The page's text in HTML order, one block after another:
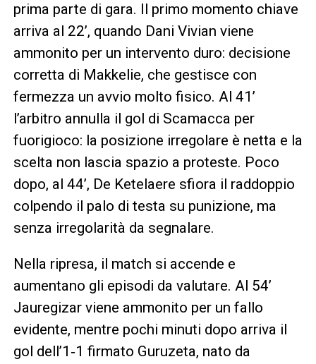
prima parte di gara. Il primo momento chiave
arriva al 22’, quando Dani Vivian viene
ammonito per un intervento duro: decisione
corretta di Makkelie, che gestisce con
fermezza un avvio molto fisico. Al 41’
l’arbitro annulla il gol di Scamacca per
fuorigioco: la posizione irregolare è netta e la
scelta non lascia spazio a proteste. Poco
dopo, al 44’, De Ketelaere sfiora il raddoppio
colpendo il palo di testa su punizione, ma
senza irregolarità da segnalare.
Nella ripresa, il match si accende e
aumentano gli episodi da valutare. Al 54’
Jauregizar viene ammonito per un fallo
evidente, mentre pochi minuti dopo arriva il
gol dell’1‑1 firmato Guruzeta, nato da